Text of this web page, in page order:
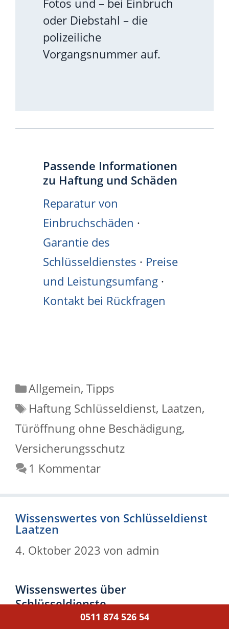
Fotos und – bei Einbruch
oder Diebstahl – die
polizeiliche
Vorgangsnummer auf.
Passende Informationen
zu Haftung und Schäden
Reparatur von
Einbruchschäden ·
Garantie des
Schlüsseldienstes · Preise
und Leistungsumfang ·
Kontakt bei Rückfragen
Kategorien
Allgemein,Tipps
Schlagwörter
Haftung Schlüsseldienst, Laatzen,
Türöffnung ohne Beschädigung,
Versicherungsschutz
1 Kommentar
Wissenswertes von Schlüsseldienst
Laatzen
4. Oktober 2023 von admin
Wissenswertes über
Schlüsseldienste
0511 874 526 54